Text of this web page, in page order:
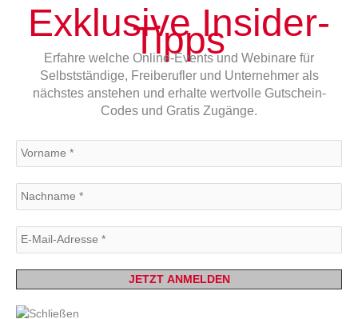
Exklusive Insider-
Tipps
Erfahre welche Online-Events und Webinare für
Selbstständige, Freiberufler und Unternehmer als
nächstes anstehen und erhalte wertvolle Gutschein-
Codes und Gratis Zugänge.